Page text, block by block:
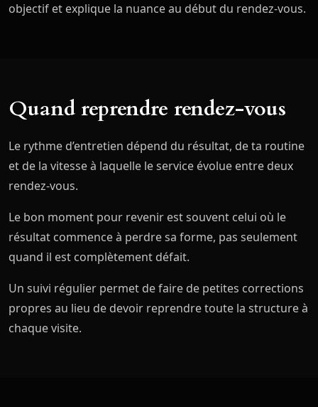
objectif et explique la nuance au début du rendez-vous.
Quand reprendre rendez-vous
Le rythme d’entretien dépend du résultat, de ta routine
et de la vitesse à laquelle le service évolue entre deux
rendez-vous.
Le bon moment pour revenir est souvent celui où le
résultat commence à perdre sa forme, pas seulement
quand il est complètement défait.
Un suivi régulier permet de faire de petites corrections
propres au lieu de devoir reprendre toute la structure à
chaque visite.